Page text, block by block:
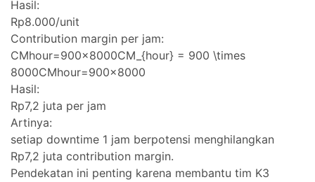
Hasil:
Rp8.000/unit
Contribution margin per jam:
CMhour=900×8000CM_{hour} = 900 \times
8000CMhour​=900×8000
Hasil:
Rp7,2 juta per jam
Artinya:
setiap downtime 1 jam berpotensi menghilangkan
Rp7,2 juta contribution margin.
Pendekatan ini penting karena membantu tim K3